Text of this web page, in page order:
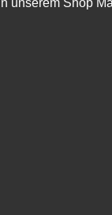
unserem Shop